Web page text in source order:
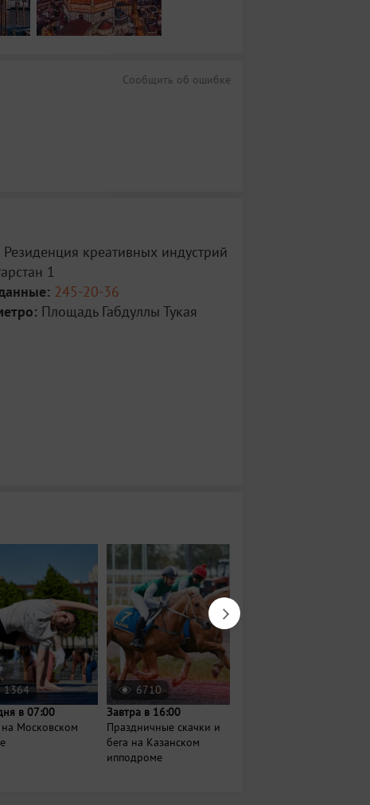
Сообщить об ошибке
креативных индустрий
1
245-20-36
Площадь Габдуллы Тукая
1364
в 07:00
Московском
6710
Завтра в 16:00
Праздничные скачки и
бега на Казанском
ипподроме